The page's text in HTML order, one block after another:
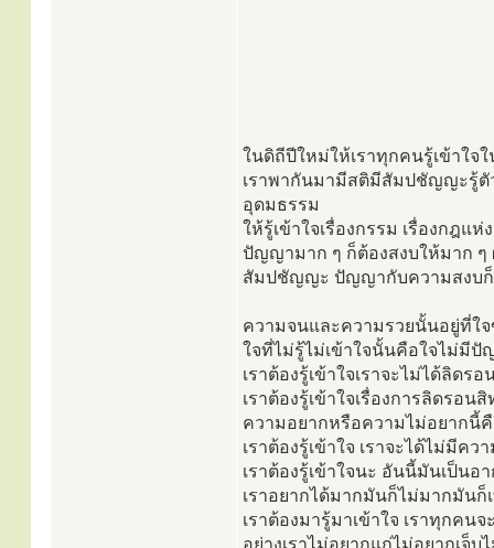
ในดิถีปีใหม่ให้เราทุกคนรู้เข้าใจ
เราพากันมามีสติมีสัมปชัญญะรู้
อุดมธรรม
ให้รู้เข้าใจเรื่องกรรม เรื่องกฎแ
ปัญญามาก ๆ ก็ต้องสงบให้มาก ๆ
สัมปชัญญะ ปัญญากับความสงบก็
ความจนและความรวยนั้นอยู่ที่ใจ
ใจที่ไม่รู้ไม่เข้าใจนั้นคือใจไม่มี
เราต้องรู้เข้าใจเราจะไม่ได้ลิดร
เราต้องรู้เข้าใจเรื่องการลิดรอ
ความอยากหรือความไม่อยากนี้
เราต้องรู้เข้าใจ เราจะได้ไม่มีค
เราต้องรู้เข้าใจนะ อันนี้มันเป็นอ
เราอยากได้มากมันก็ไม่มากมันก็
เราต้องมารู้มาเข้าใจ เราทุกคน
อย่างเราไม่อยากแก่ไม่อยากเจ็